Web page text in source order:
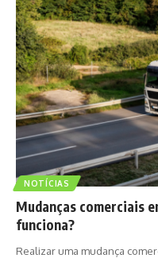
NOTÍCIAS
Mudanças comerciais
funciona?
Realizar uma mudança